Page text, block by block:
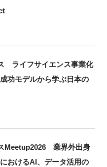
ライフサイエンス事業化
功モデルから学ぶ日本の
Meetup2026 業界外出身
おけるAI、データ活用の